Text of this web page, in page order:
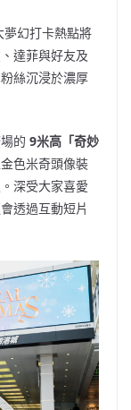
幻打卡熱點將
達菲與好友及
絲沉浸於濃厚
的 9米高「奇妙
色米奇頭像裝
深受大家喜愛
透過互動短片